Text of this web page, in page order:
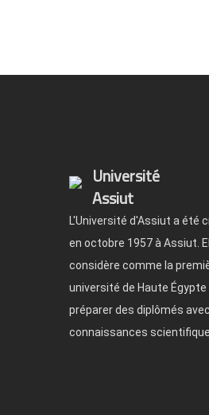
Université
Assiut
L'Université d'Assiut a été
en octobre 1957 à Assiut.
considère comme la
université de Haute Égypte
préparer des diplômés
connaissances